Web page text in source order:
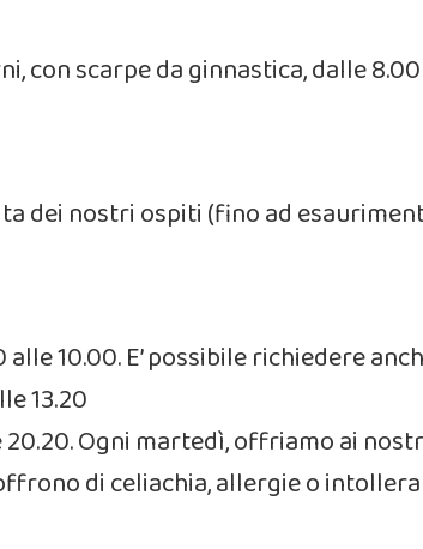
con scarpe da ginnastica, dalle
dei nostri ospiti (fino ad
alle 10.00. E’ possibile richiedere
13.20
20.20. Ogni martedì, offriamo ai
di celiachia, allergie o